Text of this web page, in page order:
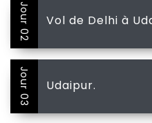
Jour 02 Vol de Delhi à
Jour 03 Udaipur.